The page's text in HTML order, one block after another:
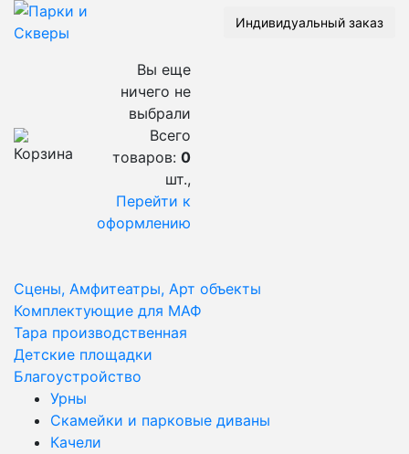
Индивидуальный заказ
Вы еще
ничего не
выбрали
Всего
товаров: 0
шт.,
Перейти к
оформлению
Сцены, Амфитеатры, Арт объекты
Комплектующие для МАФ
Тара производственная
Детские площадки
Благоустройство
Урны
Скамейки и парковые диваны
Качели